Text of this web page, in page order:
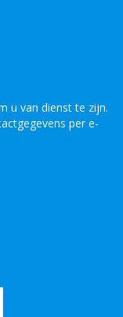
u van dienst te zijn.
per e-